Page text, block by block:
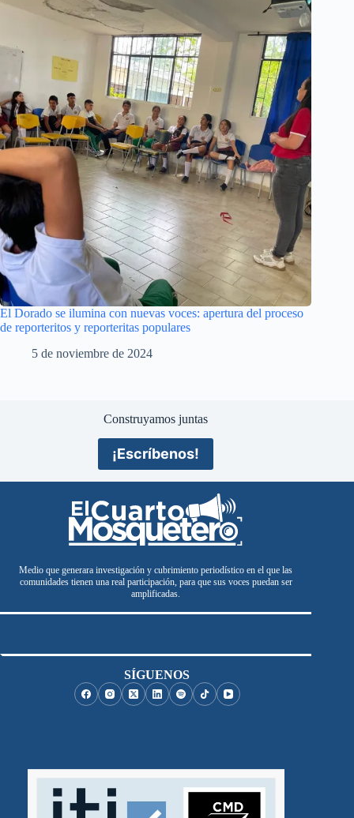
El Dorado se ilumina con nuevas voces: apertura del proceso
de reporteritos y reporteritas populares
5 de noviembre de 2024
Construyamos juntas
¡Escríbenos!
Medio que generara investigación y cubrimiento periodístico en el que las
comunidades tienen una real participación, para que sus voces puedan ser
amplificadas.
SÍGUENOS